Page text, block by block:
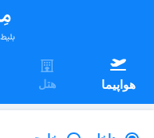
هواپیما هتل